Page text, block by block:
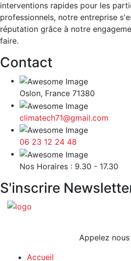
interventions rapides pour les
professionnels, notre entreprise
réputation grâce à notre
faire.
Contact
Oslon, France 71380
climatech71@gmail.com
06 23 12 24 48
Nos Horaires : 9.30 - 17.30
S'inscrire
Appelez
Accueil